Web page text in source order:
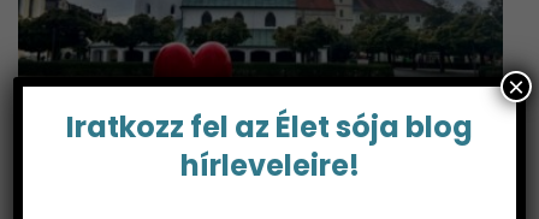
Altötting, a bajor zarándokhely, nem csak
Iratkozz fel az Élet sója blog
hírleveleire!
×